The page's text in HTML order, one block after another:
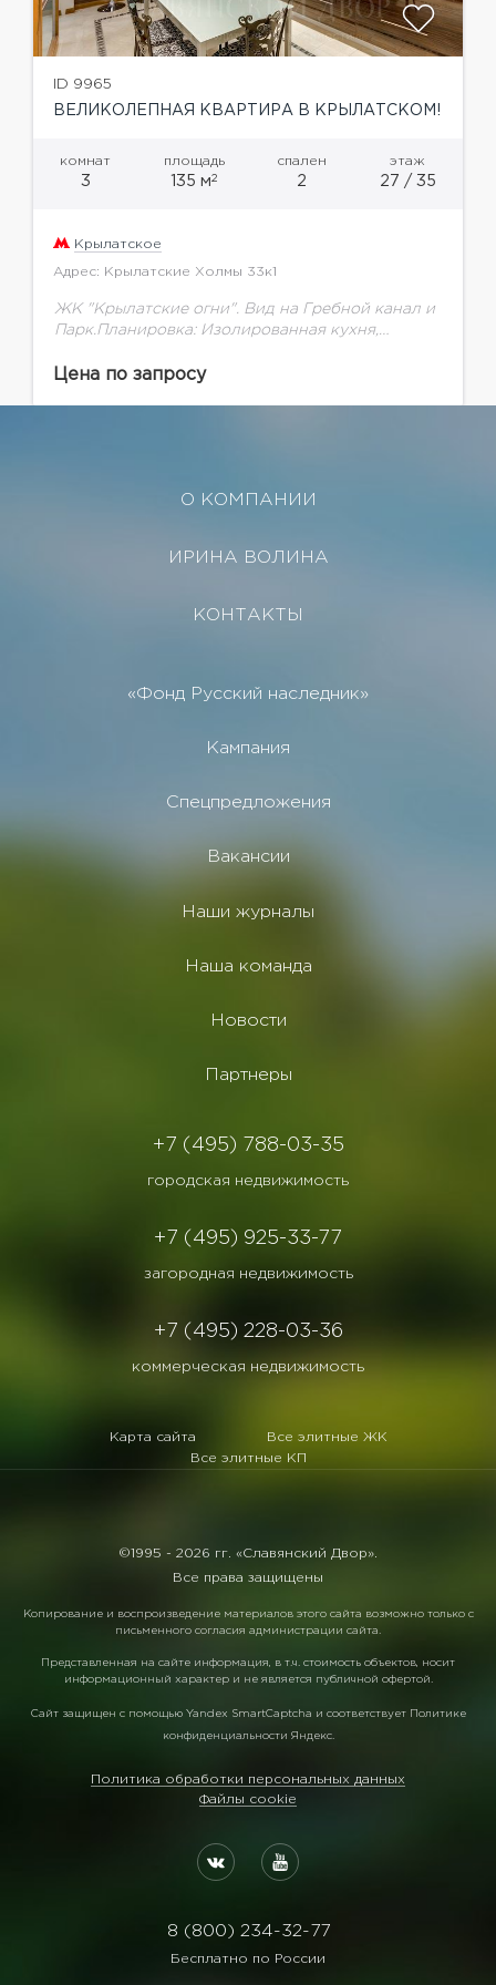
ID 9965
ВЕЛИКОЛЕПНАЯ КВАРТИРА В КРЫЛАТСКОМ!
комнат
3
площадь
135 м2
спален
2
этаж
27 / 35
Крылатское
Адрес: Крылатские Холмы 33к1
ЖК "Крылатские огни". Вид на Гребной канал и
Парк.Планировка: Изолированная кухня,
санузла.Полностью меблирована и
Цена по запросу
О КОМПАНИИ
ИРИНА ВОЛИНА
КОНТАКТЫ
«Фонд Русский наследник»
Кампания
Спецпредложения
Вакансии
Наши журналы
Наша команда
Новости
Партнеры
+7 (495) 788-03-35
городская недвижимость
+7 (495) 925-33-77
загородная недвижимость
+7 (495) 228-03-36
коммерческая недвижимость
Карта сайта
Все элитные ЖК
Все элитные КП
©1995 - 2026 гг. «Славянский Двор».
Все права защищены
Копирование и воспроизведение материалов этого сайта возможно только с
письменного согласия администрации сайта.
Представленная на сайте информация, в т.ч. стоимость объектов, носит
информационный характер и не является публичной офертой.
Сайт защищен с помощью Yandex SmartCaptcha и соответствует Политике
конфиденциальности Яндекс.
Политика обработки персональных данных
Файлы cookie
8 (800) 234-32-77
Бесплатно по России